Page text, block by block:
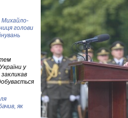
Михайло-
голови
у
як